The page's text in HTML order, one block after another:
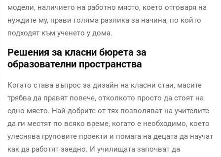
модели, наличието на работно място, което отговаря на
нуждите му, прави голяма разлика за начина, по който
подходят към ученето у дома.
Решения за класни бюрета за
образователни пространства
Когато става въпрос за дизайн на класни стаи, масите
трябва да правят повече, отколкото просто да стоят на
едно място. Най-добрите от тях позволяват на учителите
да ги местят по всяко време, когато е необходимо, което
улеснява груповите проекти и помага на децата да научат
как да работят заедно. И училищата започват да